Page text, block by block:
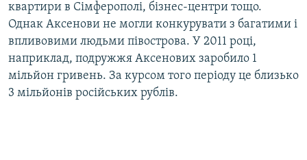
квартири в Сімферополі, бізнес-центри тощо.
Однак Аксенови не могли конкурувати з багатими і
впливовими людьми півострова. У 2011 році,
наприклад, подружжя Аксенових заробило 1
мільйон гривень. За курсом того періоду це близько
3 мільйонів російських рублів.